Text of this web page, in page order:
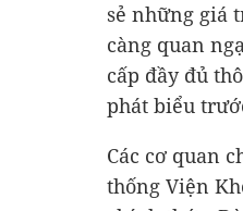
sẻ những giá
càng quan
cấp đầy đủ
phát biểu
Các cơ quan
thống Viện